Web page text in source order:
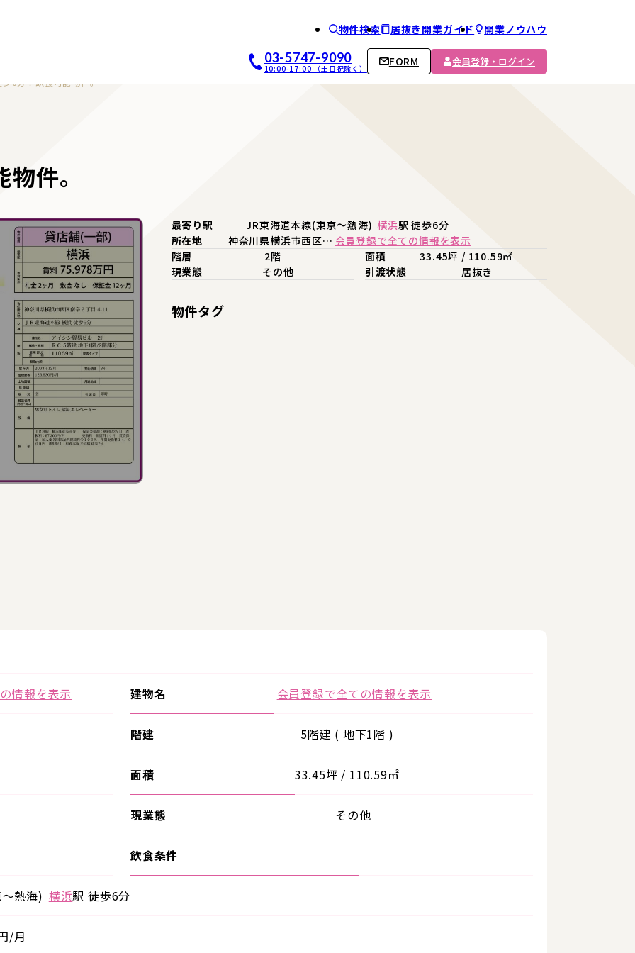
開業｜居抜き店舗ABCホーム
物件検索 居抜き開業ガイド 開業ノウハウ
03-5747-9090
10:00-17:00 （土日祝除く）
FORM 会員登録・ログイン
6分！飲食可能物件。
件。
最寄り駅 JR東海道本線(東京～熱海) 横浜駅 徒歩6分
所在地
神奈川県横浜市西区… 会員登録で全ての情報を表示
階層
2階 面積
33.45坪 / 110.59㎡
現業態
その他 引渡状態 居抜き
物件タグ
情報を表示 建物名 会員登録で全ての情報を表示
階建 5階建 ( 地下1階 )
面積 33.45坪 / 110.59㎡
現業態 その他
飲食条件
熱海) 横浜駅 徒歩6分
/⽉